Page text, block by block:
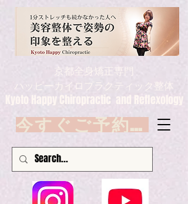
京都全身矯正専門
ハッピーカイロプラクティック整体
Kyoto Happy Chiropractic and Reflexology
今すぐご予約 Book now